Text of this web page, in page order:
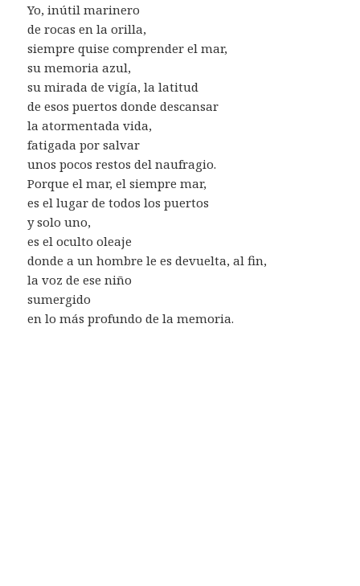
Yo, inútil marinero
de rocas en la orilla,
siempre quise comprender el mar,
su memoria azul,
su mirada de vigía, la latitud
de esos puertos donde descansar
la atormentada vida,
fatigada por salvar
unos pocos restos del naufragio.
Porque el mar, el siempre mar,
es el lugar de todos los puertos
y solo uno,
es el oculto oleaje
donde a un hombre le es devuelta, al fin,
la voz de ese niño
sumergido
en lo más profundo de la memoria.